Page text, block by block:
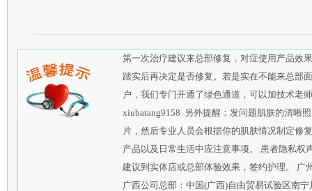
第一次治疗建议来总部修复，对症使用产品效
踏实后再决定是否修复。若是实在不能来总部
户，我们专门开通了绿色通道，可以加技术老
xiubatang9158 另外提醒：发问题肌肤的清晰
片，然后专业人员会根据你的肌肤情况制定修
产品以及日常生活中应注意事项。 患者隐私
建议到实体店或总部体验效果，签约护理。
广西公司总部：中国(广西)自由贸易试验区南